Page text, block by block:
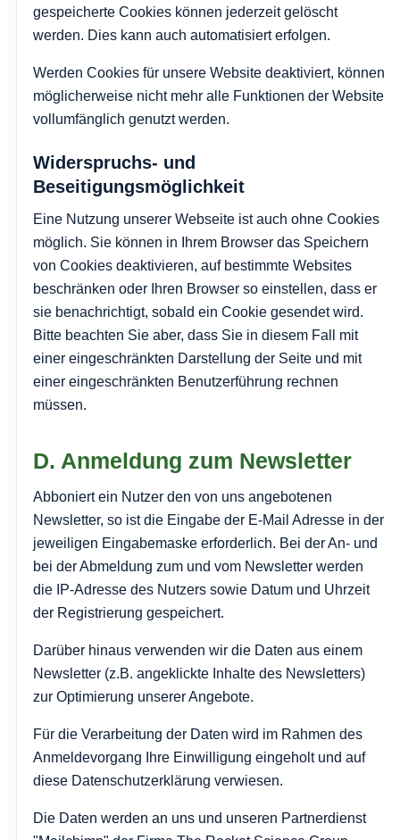
gespeicherte Cookies können jederzeit gelöscht
werden. Dies kann auch automatisiert erfolgen.
Werden Cookies für unsere Website deaktiviert, können
möglicherweise nicht mehr alle Funktionen der Website
vollumfänglich genutzt werden.
Widerspruchs- und
Beseitigungsmöglichkeit
Eine Nutzung unserer Webseite ist auch ohne Cookies
möglich. Sie können in Ihrem Browser das Speichern
von Cookies deaktivieren, auf bestimmte Websites
beschränken oder Ihren Browser so einstellen, dass er
sie benachrichtigt, sobald ein Cookie gesendet wird.
Bitte beachten Sie aber, dass Sie in diesem Fall mit
einer eingeschränkten Darstellung der Seite und mit
einer eingeschränkten Benutzerführung rechnen
müssen.
D. Anmeldung zum Newsletter
Abboniert ein Nutzer den von uns angebotenen
Newsletter, so ist die Eingabe der E-Mail Adresse in der
jeweiligen Eingabemaske erforderlich. Bei der An- und
bei der Abmeldung zum und vom Newsletter werden
die IP-Adresse des Nutzers sowie Datum und Uhrzeit
der Registrierung gespeichert.
Darüber hinaus verwenden wir die Daten aus einem
Newsletter (z.B. angeklickte Inhalte des Newsletters)
zur Optimierung unserer Angebote.
Für die Verarbeitung der Daten wird im Rahmen des
Anmeldevorgang Ihre Einwilligung eingeholt und auf
diese Datenschutzerklärung verwiesen.
Die Daten werden an uns und unseren Partnerdienst